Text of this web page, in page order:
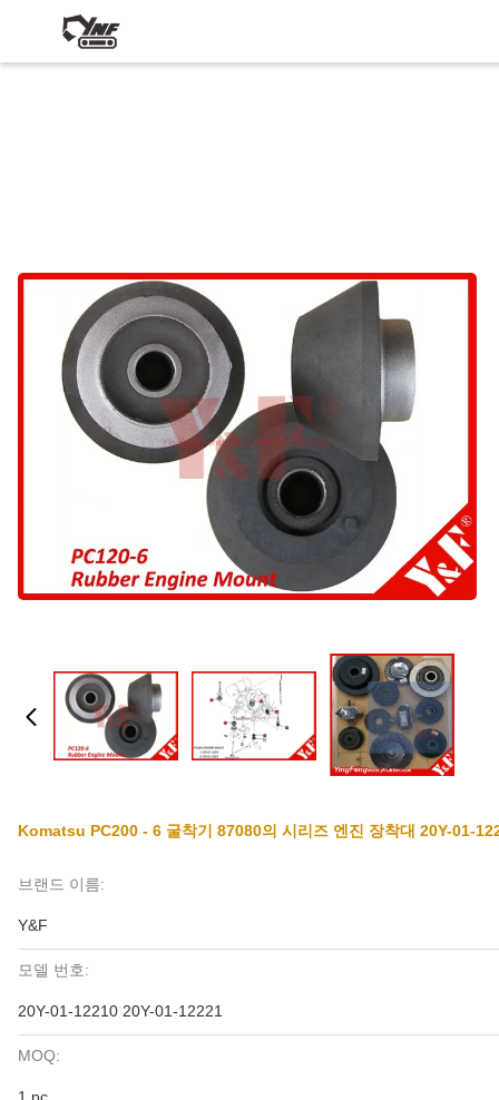
Komatsu PC200 - 6 굴착기 87080의 시리즈 엔진 장착대 20Y-01-
브랜드 이름:
Y&F
모델 번호:
20Y-01-12210 20Y-01-12221
MOQ: